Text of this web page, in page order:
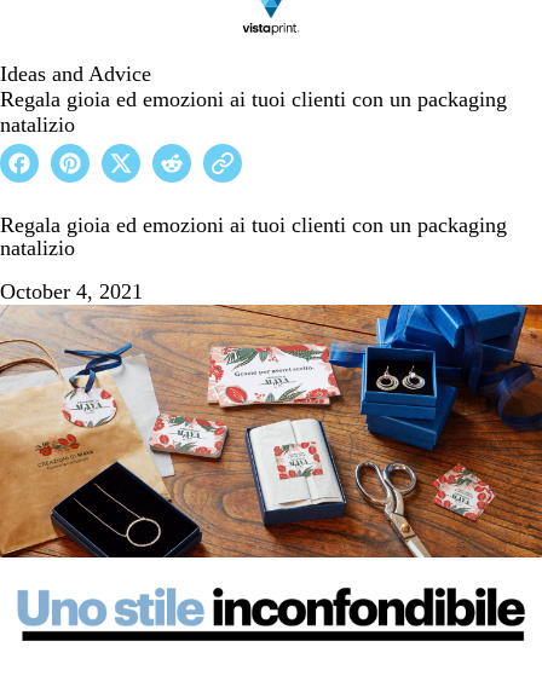
Ideas and Advice
Regala gioia ed emozioni ai tuoi clienti con un packaging
natalizio
Regala gioia ed emozioni ai tuoi clienti con un packaging
natalizio
October 4, 2021